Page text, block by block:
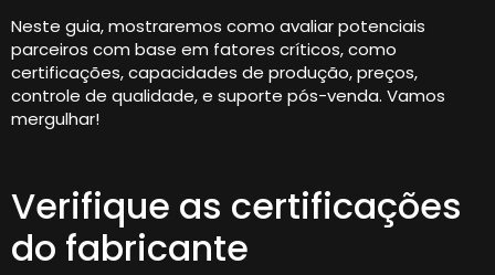
Neste guia, mostraremos como avaliar potenciais
parceiros com base em fatores críticos, como
certificações, capacidades de produção, preços,
controle de qualidade, e suporte pós-venda. Vamos
mergulhar!
Verifique as certificações
do fabricante